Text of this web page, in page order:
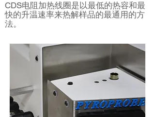
CDS电阻加热线圈是以最低的热容和最
快的升温速率来热解样品的最通用的方
法。